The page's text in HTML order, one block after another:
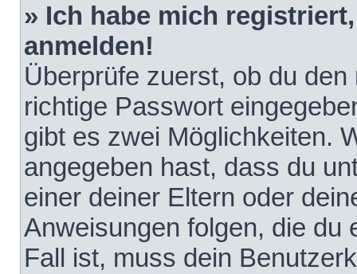
» Ich habe mich
anmelden!
Überprüfe zuerst, ob du
richtige Passwort
gibt es zwei Möglichkeiten.
angegeben hast, dass du
einer deiner Eltern oder
Anweisungen folgen, die du
Fall ist, muss dein